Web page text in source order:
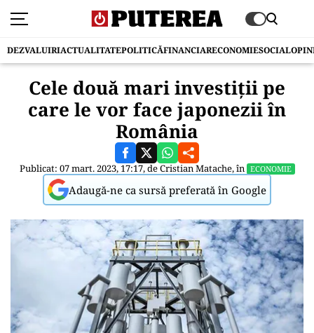
DEZVALUIRIACTUALITATEPOLITICĂFINANCIARECONOMIESOCIAL
Cele două mari investiții pe
care le vor face japonezii în
România
Publicat: 07 mart. 2023, 17:17, deCristian Matache, în ECONOMIE
Adaugă-ne ca sursă preferată în Google